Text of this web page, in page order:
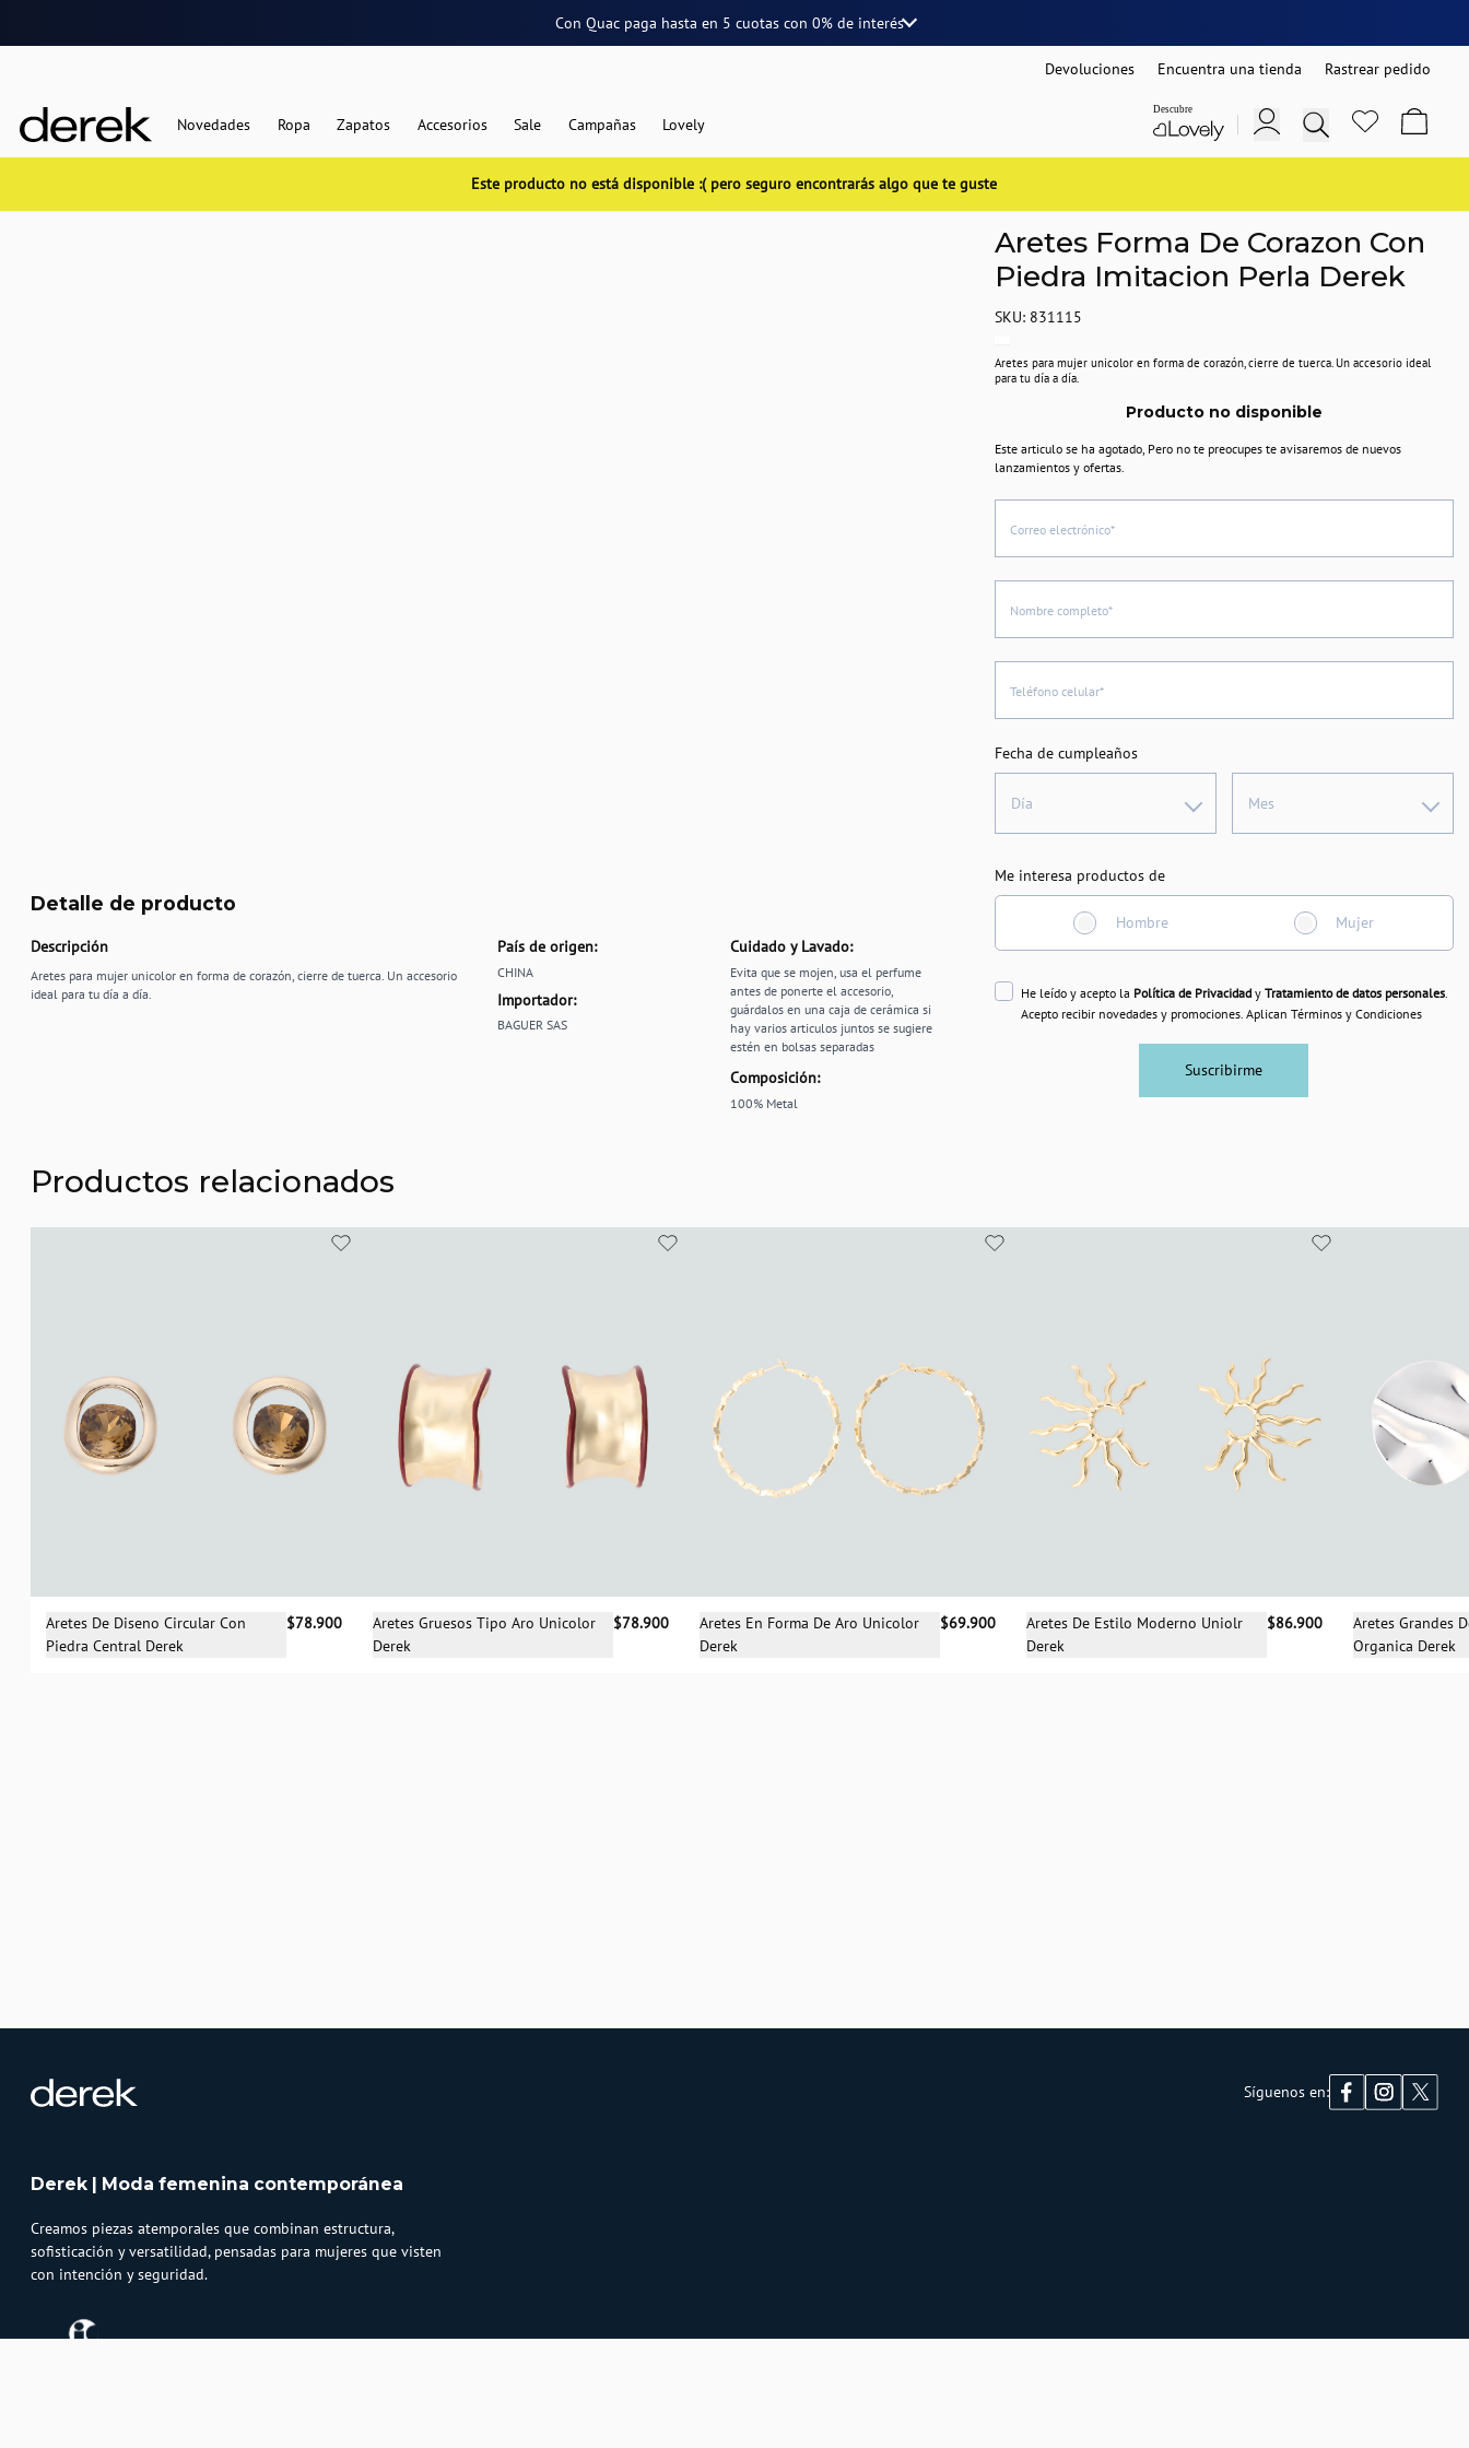
Con Quac paga hasta en 5 cuotascon 0% de interés
Devoluciones Encuentra una tienda Rastrear pedido
Novedades Ropa Zapatos Accesorios Sale Campañas Lovely
Este producto no está disponible :( pero seguro encontrarás algo que te guste
Detalle de producto
Descripción
Aretes para mujer unicolor en forma de corazón, cierre de tuerca. Un accesorio
ideal para tu día a día.
País de origen:
CHINA
Importador:
BAGUER SAS
Cuidado y Lavado:
Evita que se mojen, usa el perfume
antes de ponerte el accesorio,
guárdalos en una caja de cerámica si
hay varios articulos juntos se sugiere
estén en bolsas separadas
Composición:
100% Metal
Aretes Forma De Corazon Con
Piedra Imitacion Perla Derek
SKU: 831115
Aretes para mujer unicolor en forma de corazón, cierre de tuerca. Un accesorio ideal
para tu día a día.
Producto no disponible
Este articulo se ha agotado, Pero no te preocupes te avisaremos de nuevos
lanzamientos y ofertas.
Correo electrónico*
Nombre completo*
Teléfono celular*
Fecha de cumpleaños
Día Mes
Me interesa productos de
Hombre Mujer
He leído y acepto la Política de PrivacidadyTratamiento de datos personales.
Acepto recibir novedades y promociones. Aplican Términos y Condiciones
Suscribirme
Productos relacionados
Selecciona una talla
Aretes De Diseno Circular Con
Piedra Central Derek
$78.900 Selecciona una talla
Aretes Gruesos Tipo Aro Unicolor
Derek
$78.900 Selecciona una talla
Aretes En Forma De Aro Unicolor
Derek
$69.900 Selecciona una talla
Aretes De Estilo Moderno Uniolr
Derek
$86.900
Aretes Grandes
Organica Derek
Síguenos en:
Derek | Moda femenina contemporánea
Creamos piezas atemporales que combinan estructura,
sofisticación y versatilidad, pensadas para mujeres que visten
con intención y seguridad.